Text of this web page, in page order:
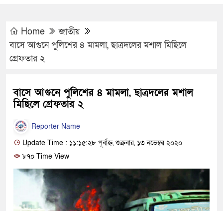
Home
জাতীয়
বাসে আগুনে পুলিশের ৪ মামলা, ছাত্রদলের মশাল মিছিলে
গ্রেফতার ২
বাসে আগুনে পুলিশের ৪ মামলা, ছাত্রদলের মশাল
মিছিলে গ্রেফতার ২
Reporter Name
Update Time : ১১:১৫:২৮ পূর্বাহ্ন, শুক্রবার, ১৩ নভেম্বর ২০২০
৮৭০ Time View